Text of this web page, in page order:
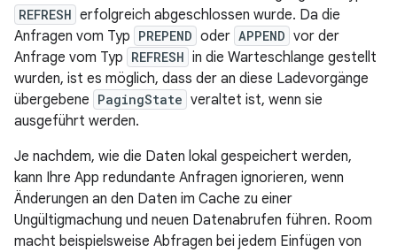
REFRESH erfolgreich abgeschlossen wurde. Da die
Anfragen vom Typ PREPEND oder APPEND vor der
Anfrage vom Typ REFRESH in die Warteschlange gestellt
wurden, ist es möglich, dass der an diese Ladevorgänge
übergebene PagingState veraltet ist, wenn sie
ausgeführt werden.
Je nachdem, wie die Daten lokal gespeichert werden,
kann Ihre App redundante Anfragen ignorieren, wenn
Änderungen an den Daten im Cache zu einer
Ungültigmachung und neuen Datenabrufen führen. Room
macht beispielsweise Abfragen bei jedem Einfügen von